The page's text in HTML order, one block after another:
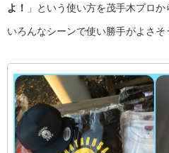
よ！ 」という使い方を茂手木プロ
いろんなシーンで使い勝手がよさそ